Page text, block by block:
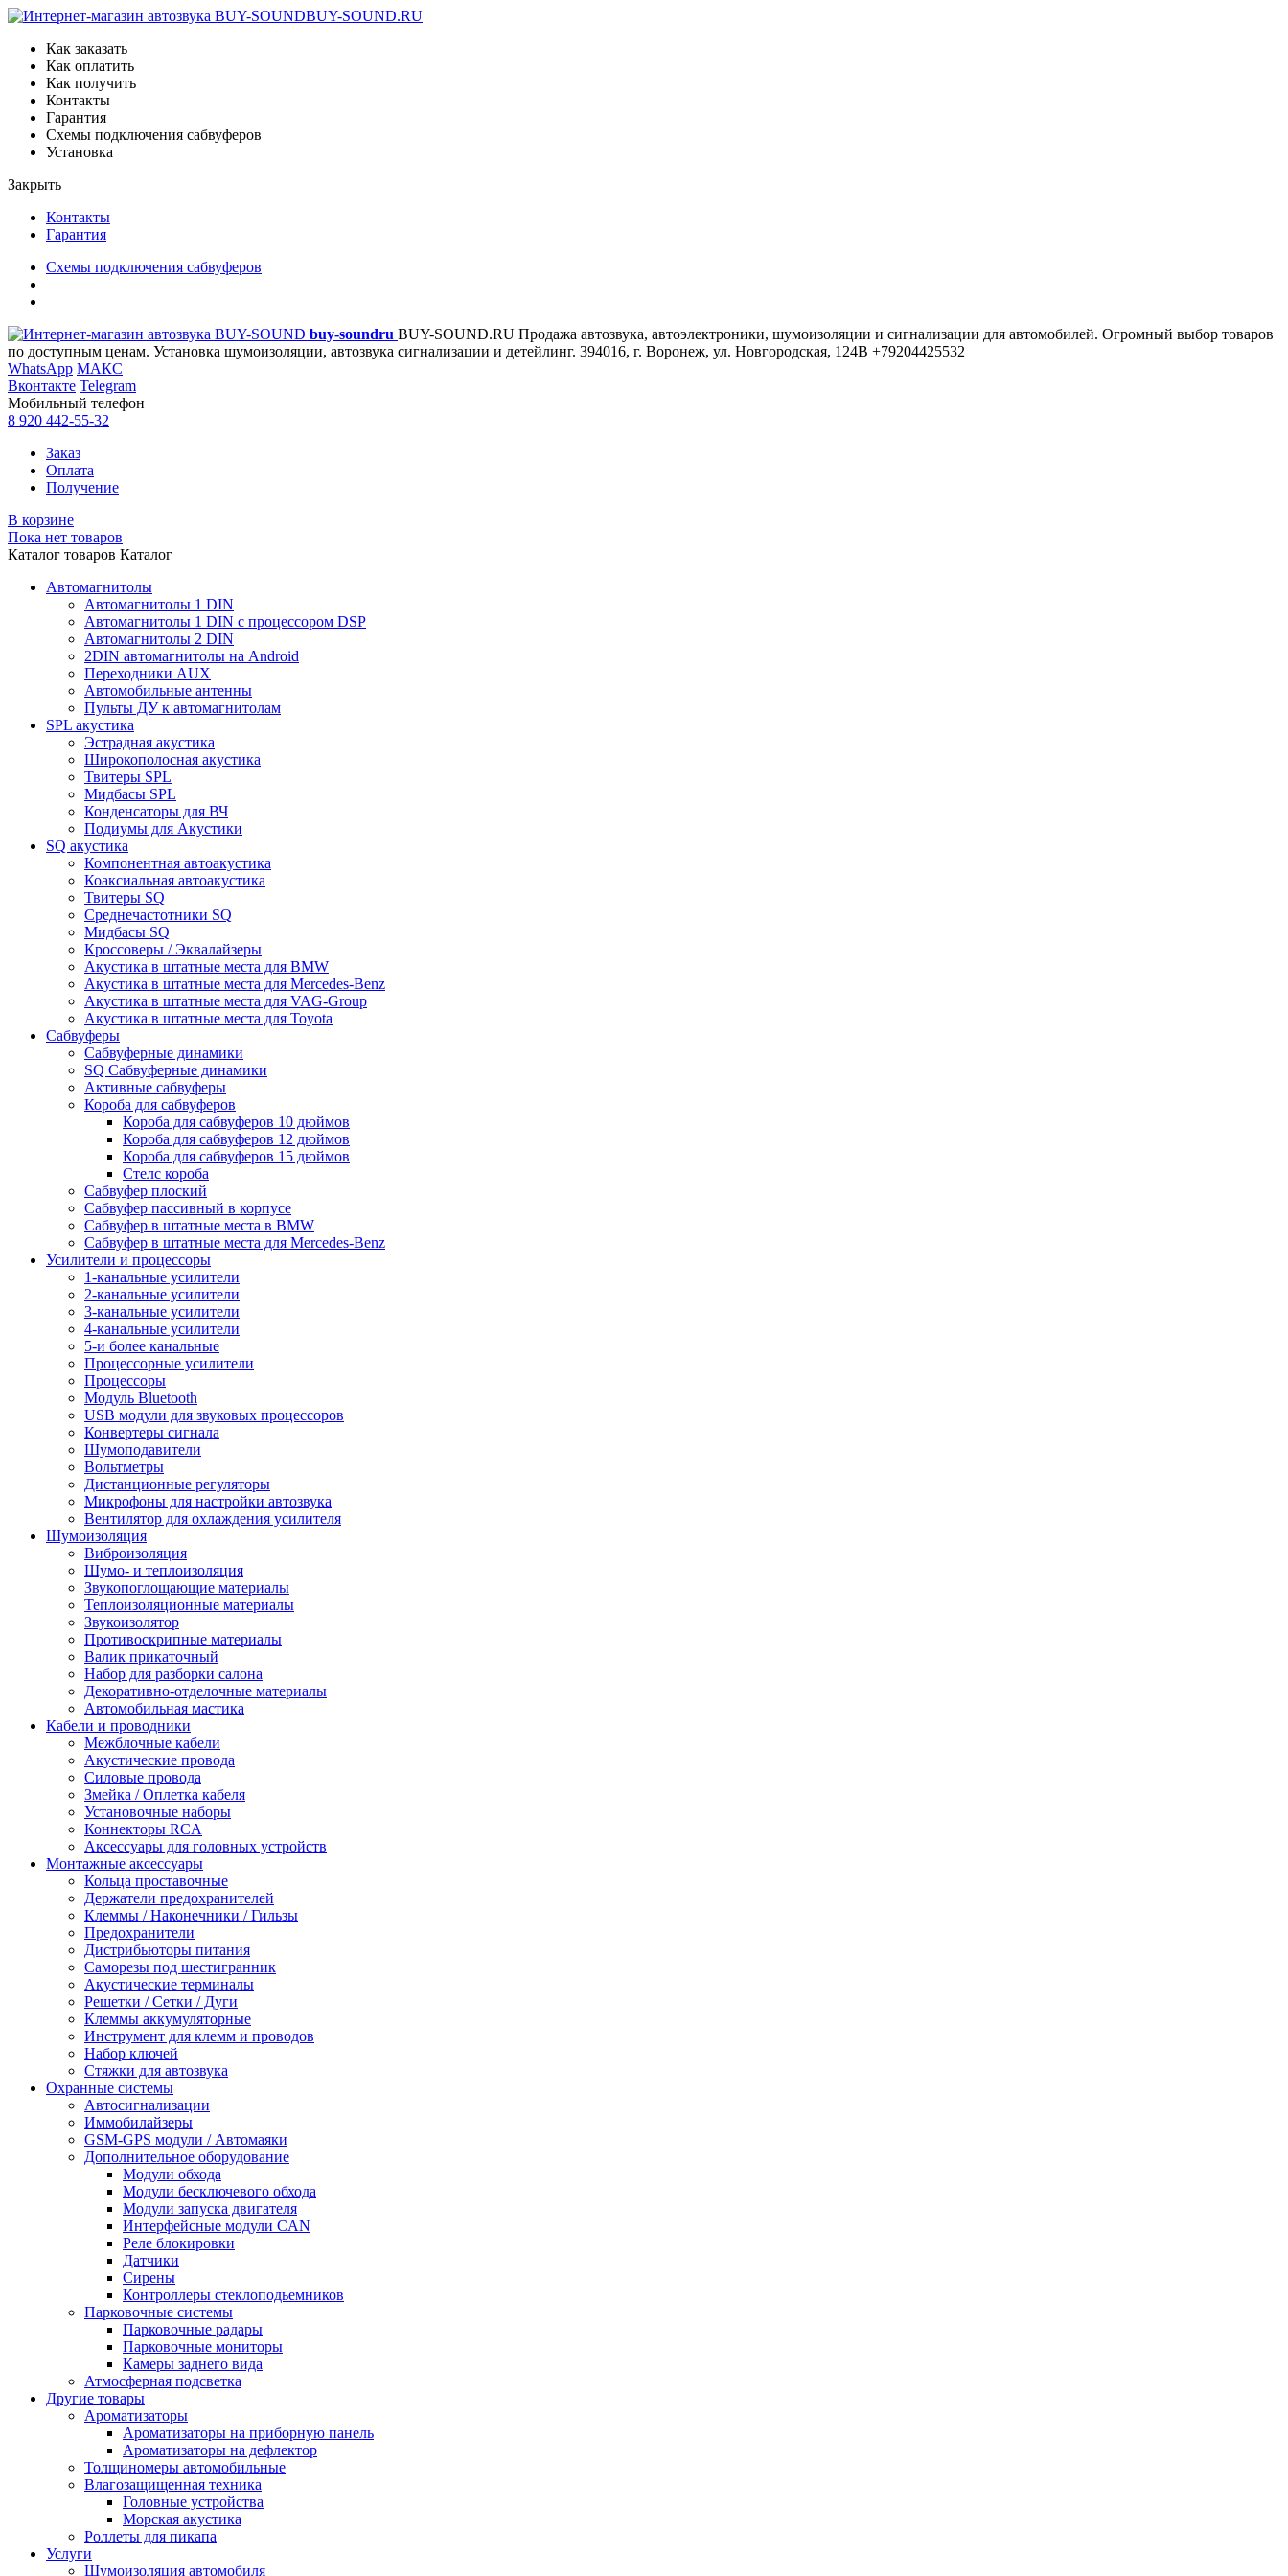
BUY-SOUND.RU
Как заказать
Как оплатить
Как получить
Контакты
Гарантия
Схемы подключения сабвуферов
Установка
Закрыть
Контакты
Гарантия
Схемы подключения сабвуферов
buy-soundru BUY-SOUND.RU Продажа автозвука, автоэлектроники, шумоизоляции и сигнализации для автомобилей. Огромный выбор товаров
по доступным ценам. Установка шумоизоляции, автозвука сигнализации и детейлинг. 394016, г. Воронеж, ул. Новгородская, 124В +79204425532
WhatsApp МАКС
Вконтакте Telegram
Мобильный телефон
8 920 442-55-32
Заказ
Оплата
Получение
В корзине
Пока нет товаров
Каталог товаров Каталог
Автомагнитолы
Автомагнитолы 1 DIN
Автомагнитолы 1 DIN с процессором DSP
Автомагнитолы 2 DIN
2DIN автомагнитолы на Android
Переходники AUX
Автомобильные антенны
Пульты ДУ к автомагнитолам
SPL акустика
Эстрадная акустика
Широкополосная акустика
Твитеры SPL
Мидбасы SPL
Конденсаторы для ВЧ
Подиумы для Акустики
SQ акустика
Компонентная автоакустика
Коаксиальная автоакустика
Твитеры SQ
Среднечастотники SQ
Мидбасы SQ
Кроссоверы / Эквалайзеры
Акустика в штатные места для BMW
Акустика в штатные места для Mercedes-Benz
Акустика в штатные места для VAG-Group
Акустика в штатные места для Toyota
Сабвуферы
Сабвуферные динамики
SQ Сабвуферные динамики
Активные сабвуферы
Короба для сабвуферов
Короба для сабвуферов 10 дюймов
Короба для сабвуферов 12 дюймов
Короба для сабвуферов 15 дюймов
Стелс короба
Cабвуфер плоский
Сабвуфер пассивный в корпусе
Сабвуфер в штатные места в BMW
Сабвуфер в штатные места для Mercedes-Benz
Усилители и процессоры
1-канальные усилители
2-канальные усилители
3-канальные усилители
4-канальные усилители
5-и более канальные
Процессорные усилители
Процессоры
Модуль Bluetooth
USB модули для звуковых процессоров
Конвертеры сигнала
Шумоподавители
Вольтметры
Дистанционные регуляторы
Микрофоны для настройки автозвука
Вентилятор для охлаждения усилителя
Шумоизоляция
Виброизоляция
Шумо- и теплоизоляция
Звукопоглощающие материалы
Теплоизоляционные материалы
Звукоизолятор
Противоскрипные материалы
Валик прикаточный
Набор для разборки салона
Декоративно-отделочные материалы
Автомобильная мастика
Кабели и проводники
Межблочные кабели
Акустические провода
Силовые провода
Змейка / Оплетка кабеля
Установочные наборы
Коннекторы RCA
Аксессуары для головных устройств
Монтажные аксессуары
Кольца проставочные
Держатели предохранителей
Клеммы / Наконечники / Гильзы
Предохранители
Дистрибьюторы питания
Саморезы под шестигранник
Акустические терминалы
Решетки / Сетки / Дуги
Клеммы аккумуляторные
Инструмент для клемм и проводов
Набор ключей
Стяжки для автозвука
Охранные системы
Автосигнализации
Иммобилайзеры
GSM-GPS модули / Автомаяки
Дополнительное оборудование
Модули обхода
Модули бесключевого обхода
Модули запуска двигателя
Интерфейсные модули CAN
Реле блокировки
Датчики
Сирены
Контроллеры стеклоподьемников
Парковочные системы
Парковочные радары
Парковочные мониторы
Камеры заднего вида
Атмосферная подсветка
Другие товары
Ароматизаторы
Ароматизаторы на приборную панель
Ароматизаторы на дефлектор
Толщиномеры автомобильные
Влагозащищенная техника
Головные устройства
Морская акустика
Роллеты для пикапа
Услуги
Шумоизоляция автомобиля